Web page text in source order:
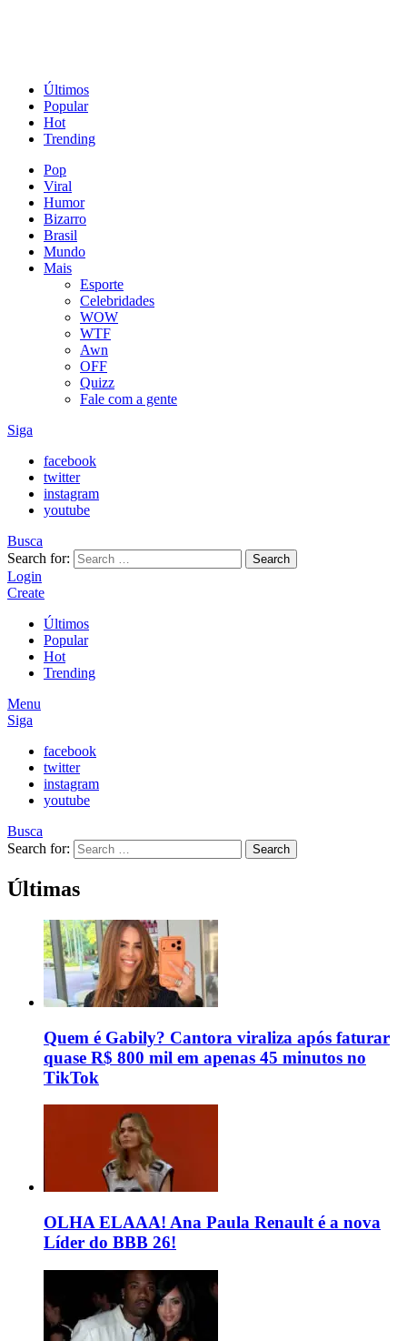
Últimos
Popular
Hot
Trending
Pop
Viral
Humor
Bizarro
Brasil
Mundo
Mais
Esporte
Celebridades
WOW
WTF
Awn
OFF
Quizz
Fale com a gente
Siga
facebook
twitter
instagram
youtube
Busca
Search for:
Search
Login
Create
Últimos
Popular
Hot
Trending
Menu
Siga
facebook
twitter
instagram
youtube
Busca
Search for:
Search
Últimas
Quem é Gabily? Cantora viraliza após faturar
quase R$ 800 mil em apenas 45 minutos no
TikTok
OLHA ELAAA! Ana Paula Renault é a nova
Líder do BBB 26!